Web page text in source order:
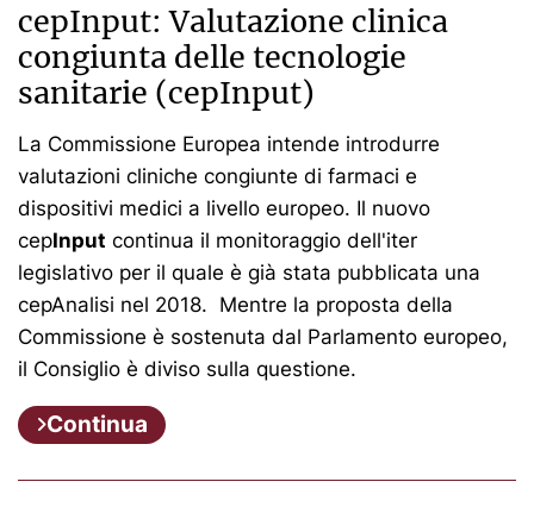
cepInput: Valutazione clinica
congiunta delle tecnologie
sanitarie (cepInput)
La Commissione Europea intende introdurre
valutazioni cliniche congiunte di farmaci e
dispositivi medici a livello europeo. Il nuovo
cepInput continua il monitoraggio dell'iter
legislativo per il quale è già stata pubblicata una
cepAnalisi nel 2018. Mentre la proposta della
Commissione è sostenuta dal Parlamento europeo,
il Consiglio è diviso sulla questione.
Continua